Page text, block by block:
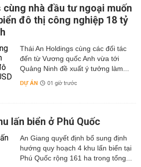
nhà đầu tư ngoại muốn
đô thị công nghiệp 18 tỷ
Thái An Holdings cùng các đối tác
đến từ Vương quốc Anh vừa tới
Quảng Ninh đề xuất ý tưởng làm...
DỰ ÁN 01 giờ trước
lấn biển ở Phú Quốc
An Giang quyết định bổ sung định
hướng quy hoạch 4 khu lấn biển tại
Phú Quốc rộng 161 ha trong tổng...